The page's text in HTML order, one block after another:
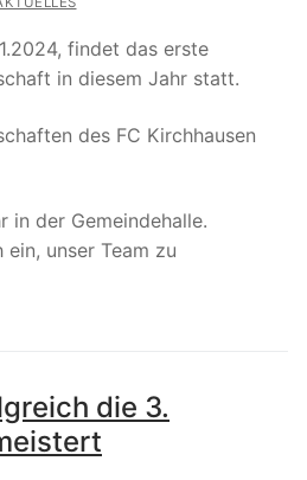
findet das erste
in diesem Jahr statt.
des FC Kirchhausen
in der Gemeindehalle.
unser Team zu
die 3.